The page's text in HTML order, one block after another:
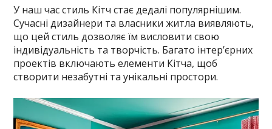
У наш час стиль Кітч стає дедалі популярнішим.
Сучасні дизайнери та власники житла виявляють,
що цей стиль дозволяє їм висловити свою
індивідуальність та творчість. Багато інтер’єрних
проектів включають елементи Кітча, щоб
створити незабутні та унікальні простори.